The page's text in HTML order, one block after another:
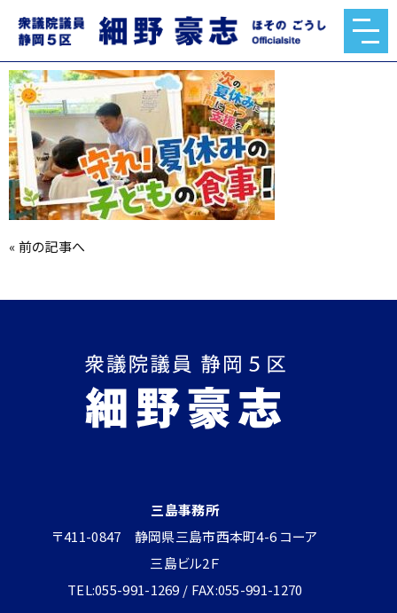
mqdefault.jpg
2026.05.29
«前の記事へ
三島事務所
〒411-0847 静岡県三島市西本町4-6 コーア
三島ビル2Ｆ
TEL:055-991-1269 / FAX:055-991-1270